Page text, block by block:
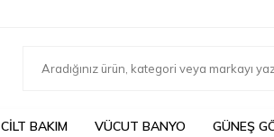
CILT BAKIM VÜCUT BANYO GÜNEŞ